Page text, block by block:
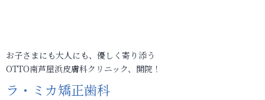
お子さまにも大人にも、優しく寄り添う
OTTO南芦屋浜皮膚科クリニック、開院！
ラ・ミカ矯正歯科